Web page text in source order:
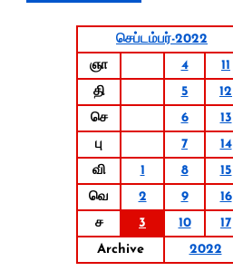
செப்டம்பர்-2022
ஞா
4 11
தி
5 12
செ
6 13
பு
7 14
வி
1 8 15
வெ
2 9 16
ச
3 10 17
Archive
2022